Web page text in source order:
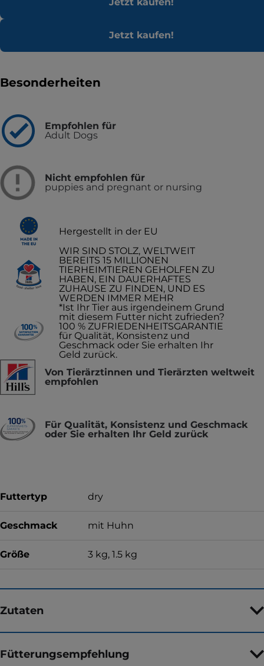
Jetzt kaufen!
Besonderheiten
Empfohlen für
Adult Dogs
Nicht empfohlen für
puppies and pregnant or nursing
Hergestellt in der EU
WIR SIND STOLZ, WELTWEIT
BEREITS 15 MILLIONEN
TIERHEIMTIEREN GEHOLFEN ZU
HABEN, EIN DAUERHAFTES
ZUHAUSE ZU FINDEN, UND ES
WERDEN IMMER MEHR
*Ist Ihr Tier aus irgendeinem Grund
mit diesem Futter nicht zufrieden?
100 % ZUFRIEDENHEITSGARANTIE
für Qualität, Konsistenz und
Geschmack oder Sie erhalten Ihr
Geld zurück.
Von Tierärztinnen und Tierärzten weltweit
empfohlen
Für Qualität, Konsistenz und Geschmack
oder Sie erhalten Ihr Geld zurück
Futtertyp dry
Geschmack mit Huhn
Größe 3 kg, 1.5 kg
Zutaten
Fütterungsempfehlung